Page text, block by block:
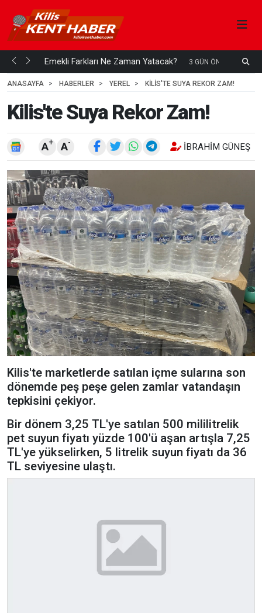
mi... Emekli Farkları Ne Zaman Yatacak? 3 GÜN ÖNCE
ANASAYFA
HABERLER YEREL KILIS'TE SUYA REKOR ZAM!
Kilis'te Suya Rekor Zam!
A+ A- İBRAHIM GÜNEŞ
Kilis'te marketlerde satılan içme sularına son
dönemde peş peşe gelen zamlar vatandaşın
tepkisini çekiyor.
Bir dönem 3,25 TL'ye satılan 500 mililitrelik
pet suyun fiyatı yüzde 100'ü aşan artışla 7,25
TL'ye yükselirken, 5 litrelik suyun fiyatı da 36
TL seviyesine ulaştı.